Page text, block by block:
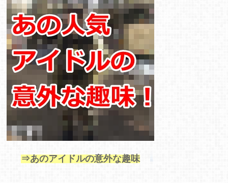
⇒あのアイドルの意外な趣味